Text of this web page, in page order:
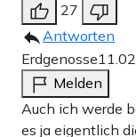
27
Antworten
Erdgenosse
Melden
Auch ich werde
es ja eigentlich